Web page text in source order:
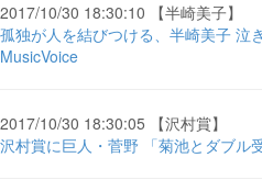
2017/10/30 18:30:10 【半崎美子】
孤独が人を結びつける、半崎美子 泣
MusicVoice
2017/10/30 18:30:05 【沢村賞】
沢村賞に巨人・菅野 「菊池とダブル